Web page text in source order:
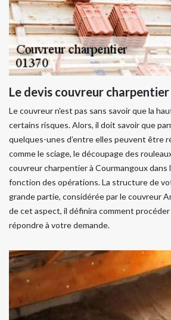
Le devis couvreur
Le couvreur n'est pas sans savoir que la
certains risques. Alors, il doit savoir que
quelques-unes d’entre elles peuvent être
comme le sciage, le découpage des
couvreur charpentier à Courmangoux
fonction des opérations. La structure de
grande partie, considérée par le couvreur
de cet aspect, il définira comment
répondre à votre demande.